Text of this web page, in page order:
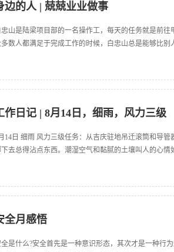
边的人 | 兢兢业业做事
忠山是陆梁项目部的一名操作工，每天的任务就是前
数人都满足于完成工作的时候，白忠山总是能够比别
作日记 | 8月14日，细雨，风力三级
14日 细雨 风力三级任务：从吉庆驻地吊迁滚筒和导
去总得沾点东西。潮湿空气和黏腻的土壤叫人的心情
全月感悟
是什么?安全首先是一种意识形态，其次才是一种行